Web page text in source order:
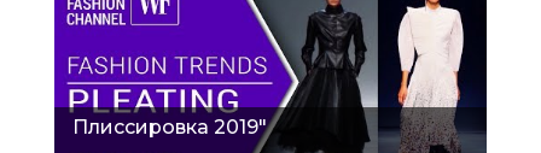
Плиссировка 2019"